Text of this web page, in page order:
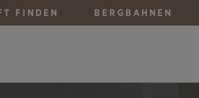
FINDEN BERGBAHNEN